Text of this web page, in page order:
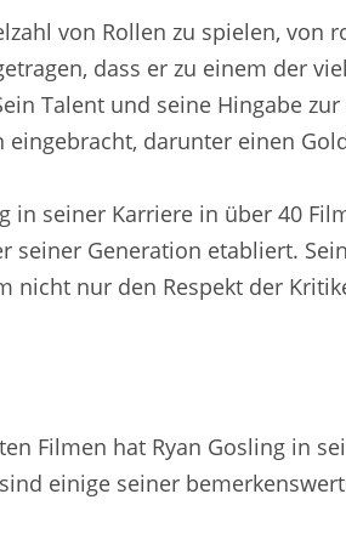
von Rollen zu spielen, von
dass er zu einem der
Talent und seine Hingabe
darunter einen
in seiner Karriere in über 40
seiner Generation etabliert.
nicht nur den Respekt der
Filmen hat Ryan Gosling in
einige seiner